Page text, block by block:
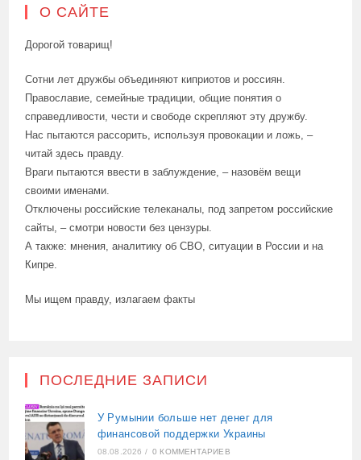
О САЙТЕ
Дорогой товарищ!
Сотни лет дружбы объединяют киприотов и россиян.
Православие, семейные традиции, общие понятия о
справедливости, чести и свободе скрепляют эту дружбу.
Нас пытаются рассорить, используя провокации и ложь, –
читай здесь правду.
Враги пытаются ввести в заблуждение, – назовём вещи
своими именами.
Отключены российские телеканалы, под запретом российские
сайты, – смотри новости без цензуры.
А также: мнения, аналитику об СВО, ситуации в России и на
Кипре.
Мы ищем правду, излагаем факты
ПОСЛЕДНИЕ ЗАПИСИ
У Румынии больше нет денег для
финансовой поддержки Украины
08.08.2026 / 0 КОММЕНТАРИЕВ